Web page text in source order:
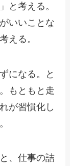
と考える。
いいことな
える。
になる。と
もともと走
が習慣化し
、仕事の詰